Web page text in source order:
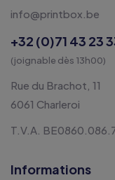
info@printbox.be
+32 (0)71 43 23
(joignable dès 13h00)
Rue du Brachot, 11
6061 Charleroi
T.V.A.
Informations